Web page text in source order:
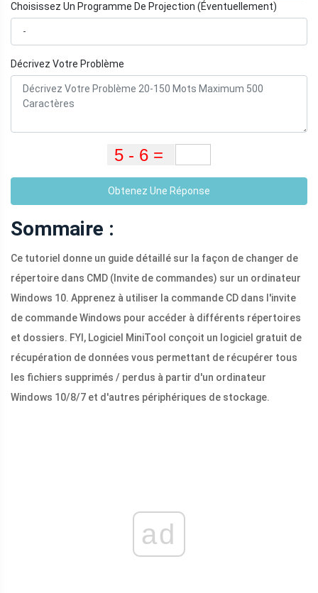
Choisissez Un Programme De Projection (Éventuellement)
Décrivez Votre Problème
Obtenez Une Réponse
Sommaire :
Ce tutoriel donne un guide détaillé sur la façon de changer de
répertoire dans CMD (Invite de commandes) sur un ordinateur
Windows 10. Apprenez à utiliser la commande CD dans l'invite
de commande Windows pour accéder à différents répertoires
et dossiers. FYI, Logiciel MiniTool conçoit un logiciel gratuit de
récupération de données vous permettant de récupérer tous
les fichiers supprimés / perdus à partir d'un ordinateur
Windows 10/8/7 et d'autres périphériques de stockage.
ad